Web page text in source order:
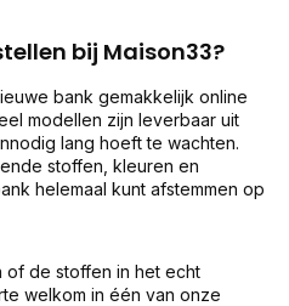
bij Maison33?
bank gemakkelijk online
modellen zijn leverbaar uit
lang hoeft te wachten.
stoffen, kleuren en
helemaal kunt afstemmen op
de stoffen in het echt
welkom in één van onze